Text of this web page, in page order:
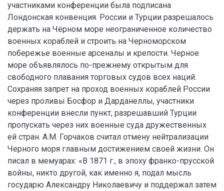
участниками конференции была подписана
Лондонская конвенция. России и Турции разрешалось
держать на Чёрном море неограниченное количество
военных кораблей и строить на Черноморском
побережье военные арсеналы и крепости. Черное
море объявлялось по-прежнему открытым для
свободного плавания торговых судов всех наций.
Сохраняя запрет на проход военных кораблей России
через проливы Босфор и Дарданеллы, участники
конференции внесли пункт, разрешавший Турции
пропускать через них военные суда дружественных
ей стран. А.М. Горчаков считал отмену нейтрализации
Черного моря главным достижением своей жизни. Он
писал в мемуарах: «В 1871 г., в эпоху франко-прусской
войны, никто другой, как именно я, подал мысль
государю Александру Николаевичу и поддержал затем